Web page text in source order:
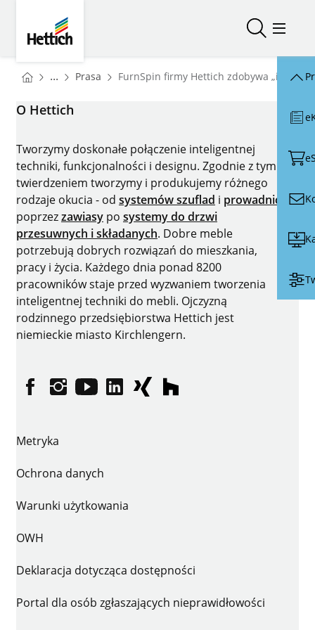
Otwórz/
You are here:
Homepage
... Prasa Homepage
FurnSpin firmy Hettich zdobywa
O Hettich
Tworzymy doskonałe połączenie inteligentnej
techniki, funkcjonalności i designu. Zgodnie z tym
twierdzeniem tworzymy i produkujemy różnego
rodzaje okucia - od systemów szuflad i prowadnic
poprzezzawiasy po systemy do drzwi
przesuwnych i składanych. Dobre meble
potrzebują dobrych rozwiązań do mieszkania,
pracy i życia. Każdego dnia ponad 8200
pracowników staje przed wyzwaniem tworzenia
inteligentnej techniki do mebli. Ojczyzną
rodzinnego przedsiębiorstwa Hettich jest
niemieckie miasto Kirchlengern.
facebookuinstagramie
YouTubeLinkedInXINGhouzz
Metryka
Ochrona danych
Warunki użytkowania
OWH
Deklaracja dotycząca dostępności
Portal dla osób zgłaszających nieprawidłowości